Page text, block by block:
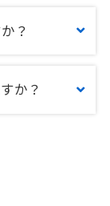
？
か？